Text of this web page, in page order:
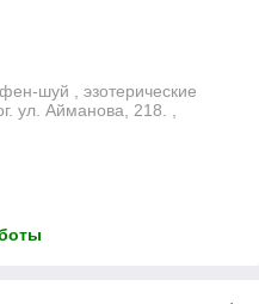
шуй , эзотерические
ул. Айманова, 218. ,